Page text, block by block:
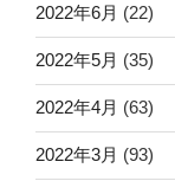
2022年6月 (22)
2022年5月 (35)
2022年4月 (63)
2022年3月 (93)